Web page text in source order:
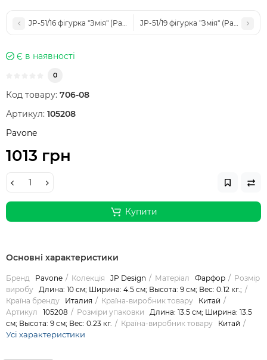
JP-51/16 фігурка "Змія" (Pavone)JP-51/19 фігурка "Змія" (Pavone)
Є в наявності
0
Код товару: 706-08
Артикул: 105208
Pavone
1013 грн
Купити
Основні характеристики
Бренд Pavone Колекція JP Design Матеріал Фарфор
Розмір
виробу Длина: 10 см; Ширина: 4.5 см; Высота: 9 см; Вес: 0.12 кг.;
Країна бренду
Италия Країна-виробник товару
Китай
Артикул
105208 Розміри упаковки
Длина: 13.5 см; Ширина: 13.5
см; Высота: 9 см; Вес: 0.23 кг.
Країна-виробник товару Китай
Усі характеристики